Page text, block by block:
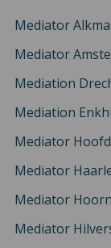
Mediator
Mediator
Mediation
Mediation
Mediator
Mediator
Mediator Hoorn
Mediator